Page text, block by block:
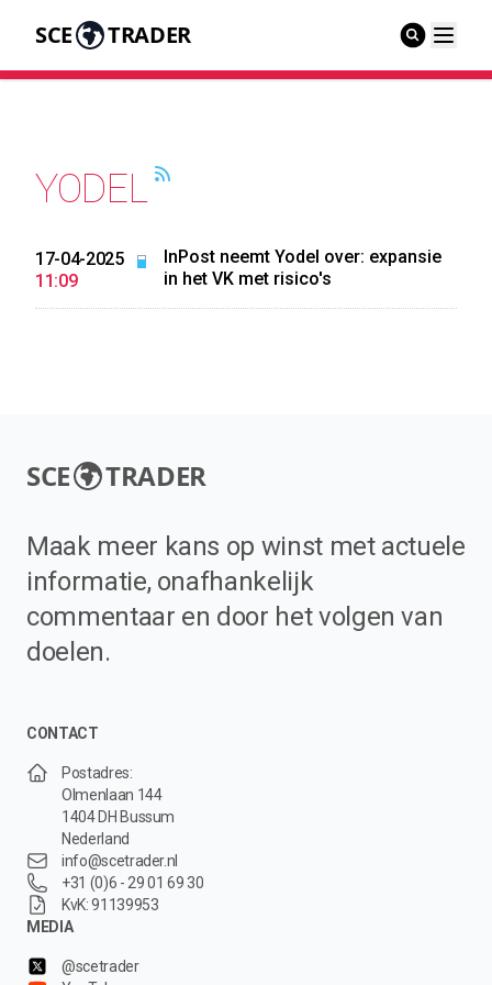
SCE TRADER
YODEL
17-04-2025
11:09
InPost neemt Yodel over: expansie
in het VK met risico's
SCE TRADER
Maak meer kans op winst met actuele
informatie, onafhankelijk
commentaar en door het volgen van
doelen.
CONTACT
Postadres:
Olmenlaan 144
1404 DH Bussum
Nederland
info@scetrader.nl
+31 (0)6 - 29 01 69 30
KvK: 91139953
MEDIA
@scetrader